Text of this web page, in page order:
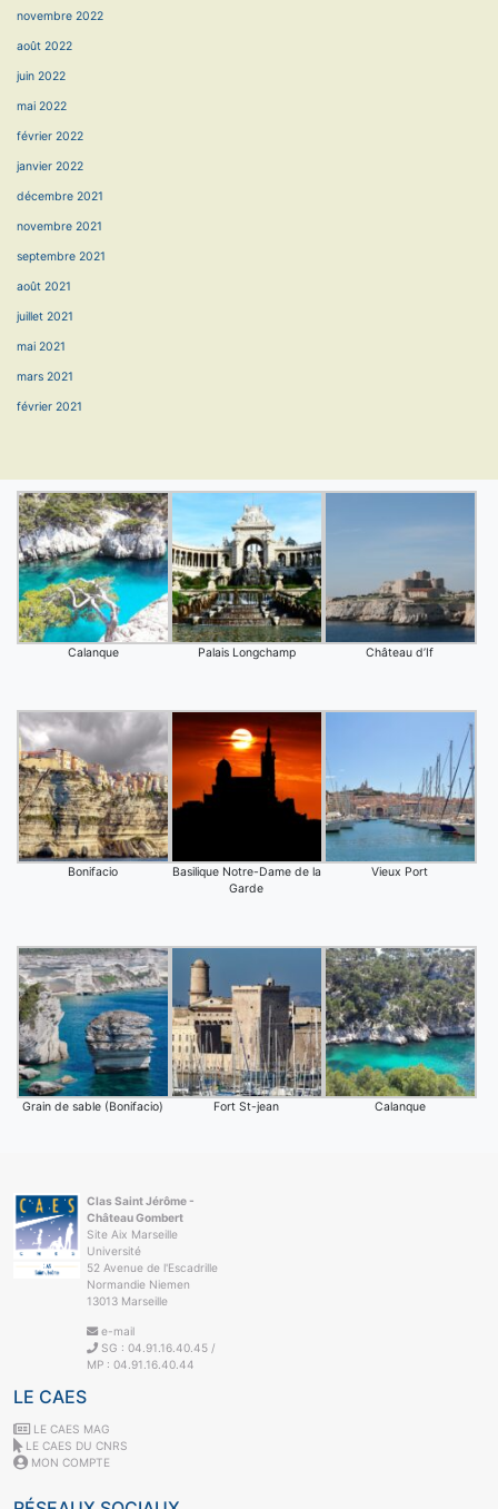
novembre 2022
août 2022
juin 2022
mai 2022
février 2022
janvier 2022
décembre 2021
novembre 2021
septembre 2021
août 2021
juillet 2021
mai 2021
mars 2021
février 2021
Calanque Palais Longchamp Château d’If
Bonifacio
Basilique Notre-Dame de la
Garde
Vieux Port
Grain de sable (Bonifacio) Fort St-jean Calanque
Clas Saint Jérôme -
Château Gombert
Site Aix Marseille
Université
52 Avenue de l'Escadrille
Normandie Niemen
13013 Marseille
e-mail
SG : 04.91.16.40.45 /
MP : 04.91.16.40.44
LE CAES
LE CAES MAG
LE CAES DU CNRS
MON COMPTE